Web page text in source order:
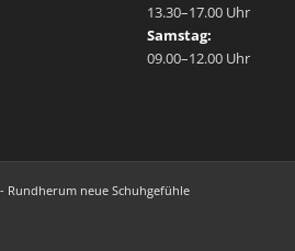
13.30–17.00 Uhr
Samstag:
09.00–12.00 Uhr
Rundherum neue Schuhgefühle